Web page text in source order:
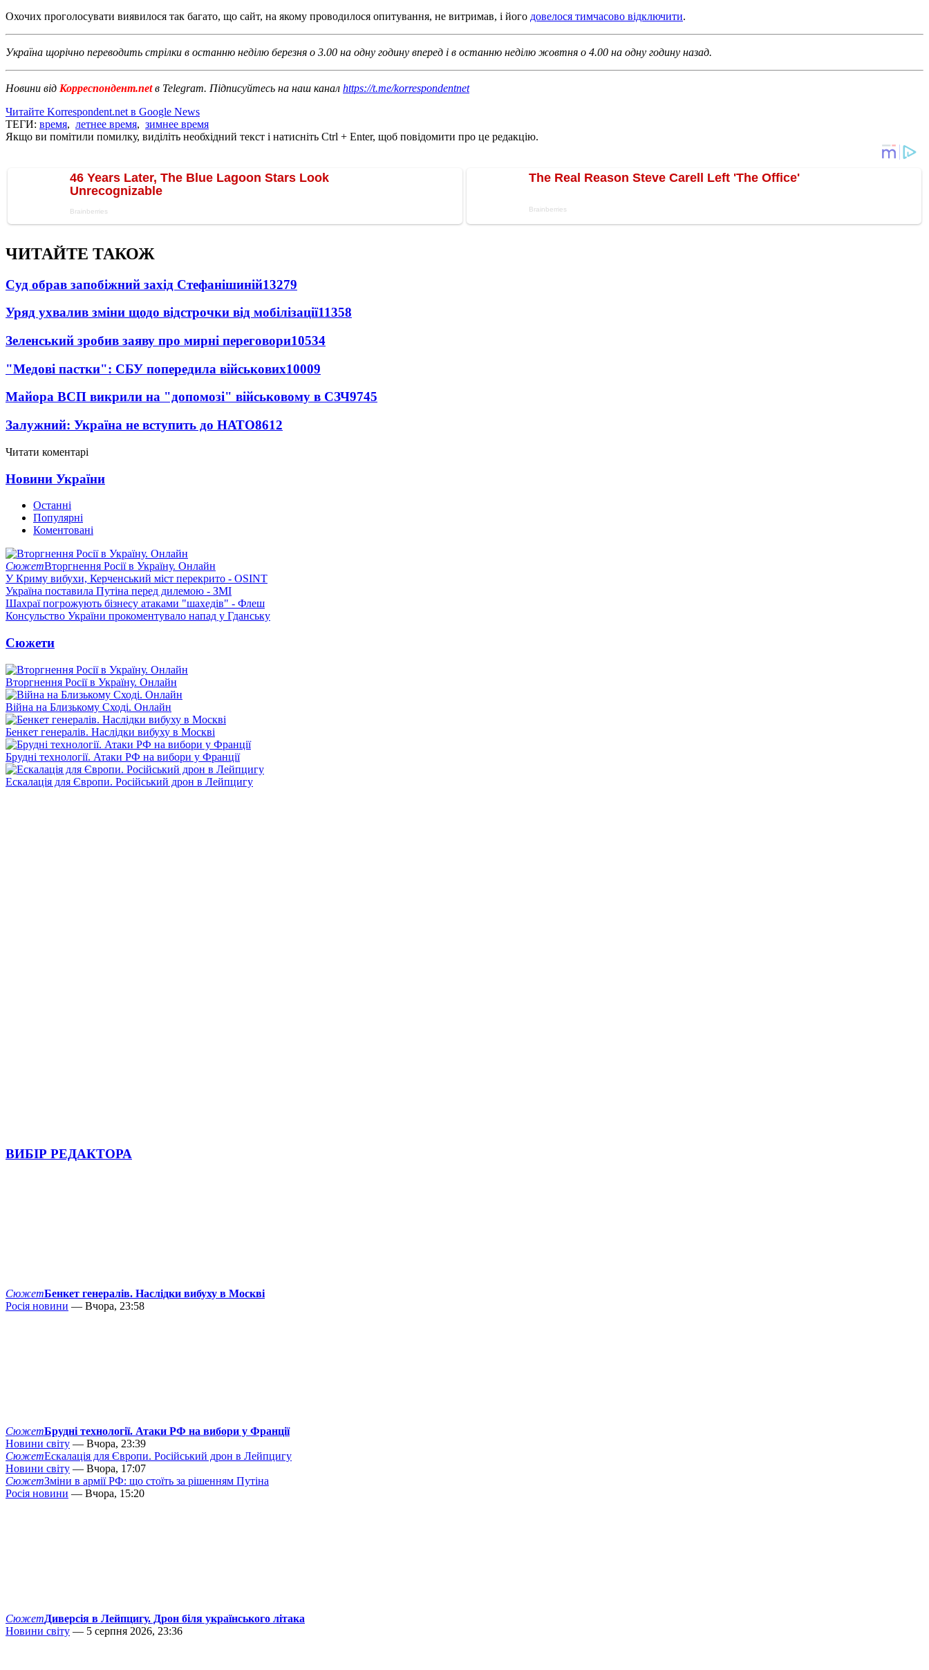
Охочих проголосувати виявилося так багато, що сайт, на якому проводилося опитування, не витримав, і його довелося тимчасово відключити.
Україна щорічно переводить стрілки в останню неділю березня о 3.00 на одну годину вперед і в останню неділю жовтня о 4.00 на одну годину назад.
Новини від Корреспондент.netв Telegram. Підписуйтесь на наш канал https://t.me/korrespondentnet
Читайте Korrespondent.net в Google News
ТЕГИ: время, летнее время, зимнее время
Якщо ви помітили помилку, виділіть необхідний текст і натисніть Ctrl + Enter, щоб повідомити про це редакцію.
ЧИТАЙТЕ ТАКОЖ
Суд обрав запобіжний захід Стефанішиній13279
Уряд ухвалив зміни щодо відстрочки від мобілізації11358
Зеленський зробив заяву про мирні переговори10534
"Медові пастки": СБУ попередила військових10009
Майора ВСП викрили на "допомозі" військовому в СЗЧ9745
Залужний: Україна не вступить до НАТО8612
Читати коментарі
Новини України
Останні
Популярні
Коментовані
СюжетВторгнення Росії в Україну. Онлайн
У Криму вибухи, Керченський міст перекрито - OSINT
Україна поставила Путіна перед дилемою - ЗМІ
Шахраї погрожують бізнесу атаками "шахедів" - Флеш
Консульство України прокоментувало напад у Гданську
Сюжети
Вторгнення Росії в Україну. Онлайн
Війна на Близькому Сході. Онлайн
Бенкет генералів. Наслідки вибуху в Москві
Брудні технології. Атаки РФ на вибори у Франції
Ескалація для Європи. Російський дрон в Лейпцигу
ВИБІР РЕДАКТОРА
СюжетБенкет генералів. Наслідки вибуху в Москві
Росія новини — Вчора, 23:58
СюжетБрудні технології. Атаки РФ на вибори у Франції
Новини світу — Вчора, 23:39
СюжетЕскалація для Європи. Російський дрон в Лейпцигу
Новини світу — Вчора, 17:07
СюжетЗміни в армії РФ: що стоїть за рішенням Путіна
Росія новини — Вчора, 15:20
СюжетДиверсія в Лейпцигу. Дрон біля українського літака
Новини світу — 5 серпня 2026, 23:36